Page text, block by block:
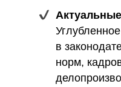
в
норм,